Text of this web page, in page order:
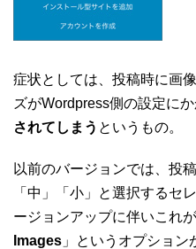
症状としては、投稿時に画
ズがWordpress側の設定に
されてしまう というもの。
以前のバージョンでは、投
「中」「小」と選択するセ
ージョンアップに伴いこれ
Images 」というオプショ